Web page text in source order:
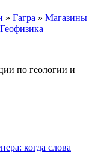
» Гагра » Магазины
по геологии и